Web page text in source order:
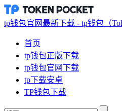
tp钱包官网最新下载 - tp钱包（
首页
tp钱包正版下载
tp钱包官网下载
tp下载安卓
TP钱包下载